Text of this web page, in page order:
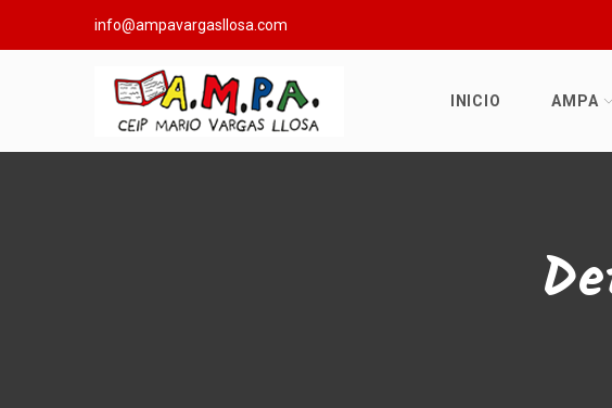
info@ampavargasllosa.com
INICIO AMPA